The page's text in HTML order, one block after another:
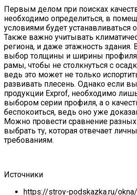
Первым делом при поисках
необходимо определиться, в
условиями будет устанавливаться
Также важно учитывать
региона, и даже этажность здания.
выбор толщины и ширины
рамы, чтобы не столкнуться с
ведь это может не только
развивать плесень. Однако если
продукции Exprof, необходимо
выбором серии профиля, а о
беспокоиться, ведь оно уже
Можно провести сравнение
выбрать ту, которая отвечает
требованиям.
Источники
https://stroy-podskazka.ru/